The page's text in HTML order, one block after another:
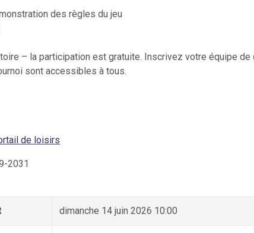
des règles du jeu
– la participation est gratuite. Inscrivez votre équipe de
sont accessibles à tous.
de loisirs
2031
dimanche 14 juin 2026 10:00